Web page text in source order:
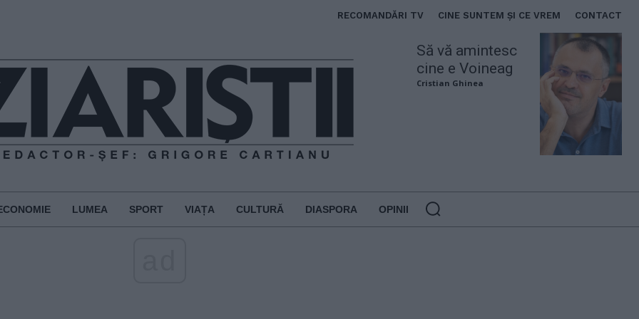
RECOMANDĂRI TV CINE SUNTEM ȘI CE VREM CONTACT
Să vă amintesc
cine e Voineag
Cristian Ghinea
LUMEA SPORT VIAȚA CULTURĂ DIASPORA OPINII